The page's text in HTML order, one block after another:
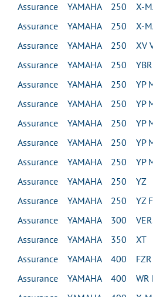
Assurance YAMAHA 250 X-
Assurance YAMAHA 250 X-
Assurance YAMAHA 250 XV
Assurance YAMAHA 250 YBR
Assurance YAMAHA 250 YP
Assurance YAMAHA 250 YP
Assurance YAMAHA 250 YP
Assurance YAMAHA 250 YP
Assurance YAMAHA 250 YP
Assurance YAMAHA 250 YZ
Assurance YAMAHA 250 YZ F
Assurance YAMAHA 300
Assurance YAMAHA 350 XT
Assurance YAMAHA 400 FZR
Assurance YAMAHA 400 WR